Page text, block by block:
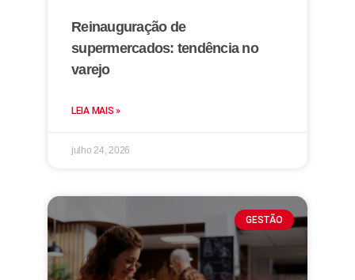
Reinauguração de
supermercados: tendência no
varejo
LEIA MAIS »
julho 24, 2026
GESTÃO